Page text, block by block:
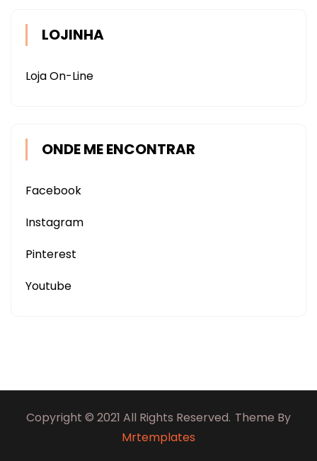
LOJINHA
Loja On-Line
ONDE ME ENCONTRAR
Facebook
Instagram
Pinterest
Youtube
Copyright © 2021 All Rights Reserved. Theme By
Mrtemplates